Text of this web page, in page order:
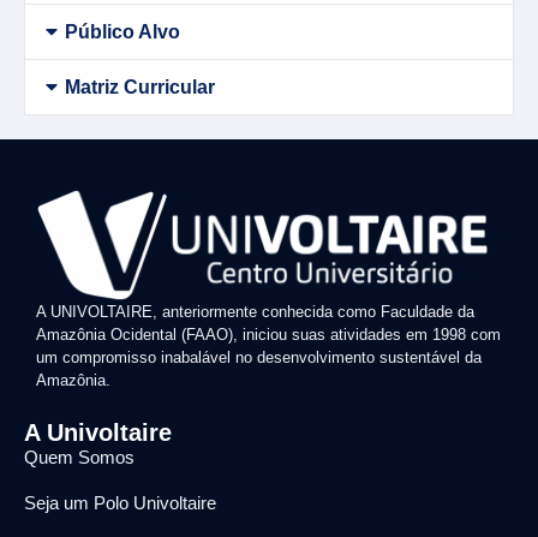
Público Alvo
Matriz Curricular
A UNIVOLTAIRE, anteriormente conhecida como Faculdade da
Amazônia Ocidental (FAAO), iniciou suas atividades em 1998 com
um compromisso inabalável no desenvolvimento sustentável da
Amazônia.
A Univoltaire
Quem Somos
Seja um Polo Univoltaire